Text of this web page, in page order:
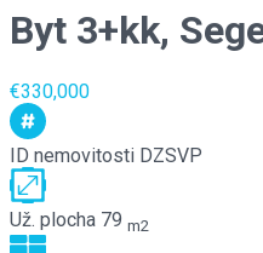
Byt 3+kk,
€330,000
ID nemovitosti DZSVP
Už. plocha 79 m2